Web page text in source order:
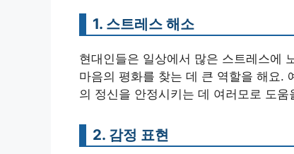
1. 스트레스 해소
현대인들은 일상에서 많은 스트레스에
마음의 평화를 찾는 데 큰 역할을 해요.
의 정신을 안정시키는 데 여러모로 도움
2. 감정 표현